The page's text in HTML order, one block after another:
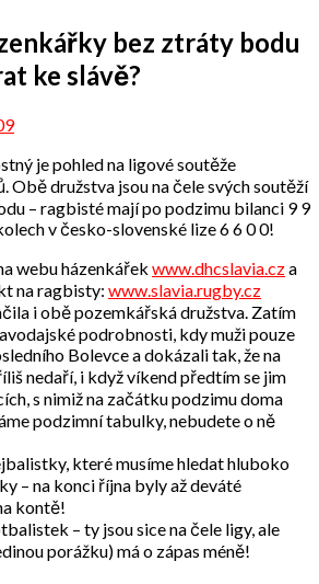
bez ztráty bodu
ke slávě?
od
je pohled na ligové soutěže
Obě družstva jsou na čele svých soutěží
– ragbisté mají po podzimu bilanci 9 9
v česko-slovenské lize 6 6 0 0!
webu házenkářek www.dhcslavia.cza
na ragbisty: www.slavia.rugby.cz
i obě pozemkářská družstva. Zatím
podrobnosti, kdy muži pouze
Bolevce a dokázali tak, že na
nedaří, i když víkend předtím se jim
s nimiž na začátku podzimu doma
podzimní tabulky, nebudete o ně
které musíme hledat hluboko
– na konci října byly až deváté
kontě!
– ty jsou sice na čele ligy, ale
porážku) má o zápas méně!